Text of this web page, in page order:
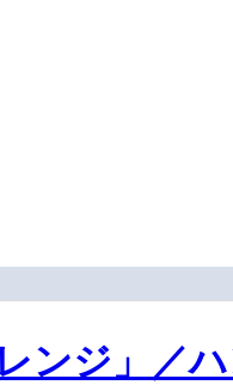
ンジ」／